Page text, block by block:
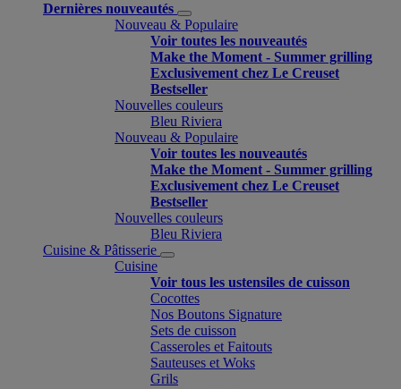
Dernières nouveautés
Nouveau & Populaire
Voir toutes les nouveautés
Make the Moment - Summer grilling
Exclusivement chez Le Creuset
Bestseller
Nouvelles couleurs
Bleu Riviera
Nouveau & Populaire
Voir toutes les nouveautés
Make the Moment - Summer grilling
Exclusivement chez Le Creuset
Bestseller
Nouvelles couleurs
Bleu Riviera
Cuisine & Pâtisserie
Cuisine
Voir tous les ustensiles de cuisson
Cocottes
Nos Boutons Signature
Sets de cuisson
Casseroles et Faitouts
Sauteuses et Woks
Grils